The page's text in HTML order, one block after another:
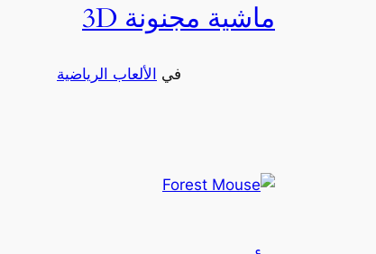
ماشية مجنونة 3D
في الألعاب الرياضية